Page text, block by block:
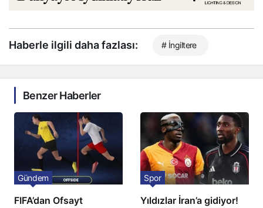
Haberle ilgili daha fazlası: # İngiltere
Benzer Haberler
FIFA’dan Ofsayt
Gündem
Yıldızlar İran’a gidiyor!
Spor